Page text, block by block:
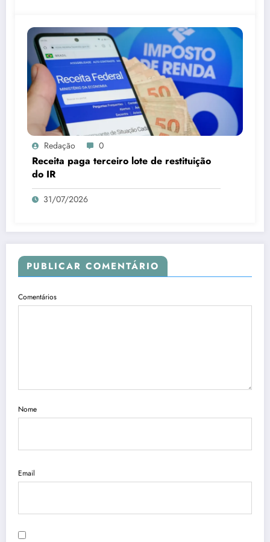
Redação 0
Receita paga terceiro lote de restituição
do IR
31/07/2026
PUBLICAR COMENTÁRIO
Comentários
Nome
Email